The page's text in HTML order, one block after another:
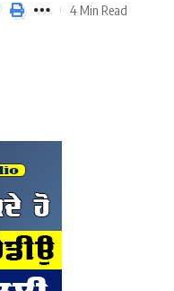
4 Min Read